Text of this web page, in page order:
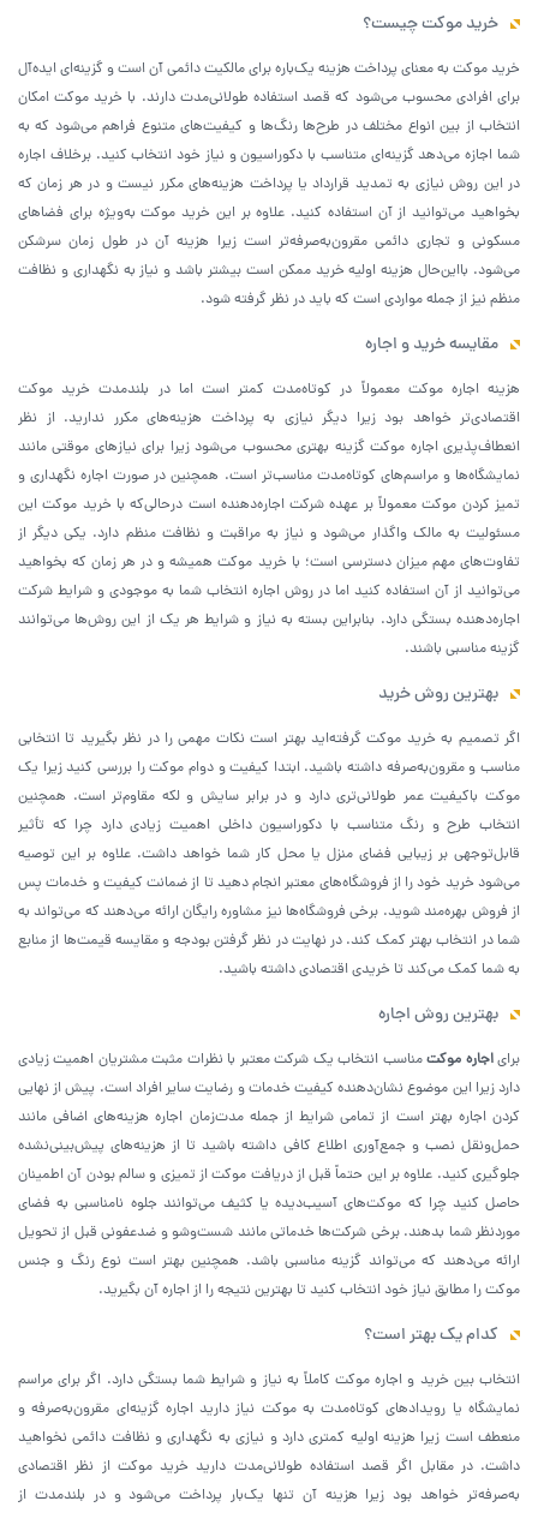
خرید موکت چیست؟
خرید موکت به معنای پرداخت هزینه یک‌باره برای مالکیت دائمی آن است و گزینه‌ای ایده‌آل
برای افرادی محسوب می‌شود که قصد استفاده طولانی‌مدت دارند. با خرید موکت امکان
انتخاب از بین انواع مختلف در طرح‌ها رنگ‌ها و کیفیت‌های متنوع فراهم می‌شود که به
شما اجازه می‌دهد گزینه‌ای متناسب با دکوراسیون و نیاز خود انتخاب کنید. برخلاف اجاره
در این روش نیازی به تمدید قرارداد یا پرداخت هزینه‌های مکرر نیست و در هر زمان که
بخواهید می‌توانید از آن استفاده کنید. علاوه بر این خرید موکت به‌ویژه برای فضاهای
مسکونی و تجاری دائمی مقرون‌به‌صرفه‌تر است زیرا هزینه آن در طول زمان سرشکن
می‌شود. بااین‌حال هزینه اولیه خرید ممکن است بیشتر باشد و نیاز به نگهداری و نظافت
منظم نیز از جمله مواردی است که باید در نظر گرفته شود.
مقایسه خرید و اجاره
هزینه اجاره موکت معمولاً در کوتاه‌مدت کمتر است اما در بلندمدت خرید موکت
اقتصادی‌تر خواهد بود زیرا دیگر نیازی به پرداخت هزینه‌های مکرر ندارید. از نظر
انعطاف‌پذیری اجاره موکت گزینه بهتری محسوب می‌شود زیرا برای نیازهای موقتی مانند
نمایشگاه‌ها و مراسم‌های کوتاه‌مدت مناسب‌تر است. همچنین در صورت اجاره نگهداری و
تمیز کردن موکت معمولاً بر عهده شرکت اجاره‌دهنده است درحالی‌که با خرید موکت این
مسئولیت به مالک واگذار می‌شود و نیاز به مراقبت و نظافت منظم دارد. یکی دیگر از
تفاوت‌های مهم میزان دسترسی است؛ با خرید موکت همیشه و در هر زمان که بخواهید
می‌توانید از آن استفاده کنید اما در روش اجاره انتخاب شما به موجودی و شرایط شرکت
اجاره‌دهنده بستگی دارد. بنابراین بسته به نیاز و شرایط هر یک از این روش‌ها می‌توانند
گزینه مناسبی باشند.
بهترین روش خرید
اگر تصمیم به خرید موکت گرفته‌اید بهتر است نکات مهمی را در نظر بگیرید تا انتخابی
مناسب و مقرون‌به‌صرفه داشته باشید. ابتدا کیفیت و دوام موکت را بررسی کنید زیرا یک
موکت باکیفیت عمر طولانی‌تری دارد و در برابر سایش و لکه مقاوم‌تر است. همچنین
انتخاب طرح و رنگ متناسب با دکوراسیون داخلی اهمیت زیادی دارد چرا که تأثیر
قابل‌توجهی بر زیبایی فضای منزل یا محل کار شما خواهد داشت. علاوه بر این توصیه
می‌شود خرید خود را از فروشگاه‌های معتبر انجام دهید تا از ضمانت کیفیت و خدمات پس
از فروش بهره‌مند شوید. برخی فروشگاه‌ها نیز مشاوره رایگان ارائه می‌دهند که می‌تواند به
شما در انتخاب بهتر کمک کند. در نهایت در نظر گرفتن بودجه و مقایسه قیمت‌ها از منابع
به شما کمک می‌کند تا خریدی اقتصادی داشته باشید.
بهترین روش اجاره
برایاجاره موکتمناسب انتخاب یک شرکت معتبر با نظرات مثبت مشتریان اهمیت زیادی
دارد زیرا این موضوع نشان‌دهنده کیفیت خدمات و رضایت سایر افراد است. پیش از نهایی
کردن اجاره بهتر است از تمامی شرایط از جمله مدت‌زمان اجاره هزینه‌های اضافی مانند
حمل‌ونقل نصب و جمع‌آوری اطلاع کافی داشته باشید تا از هزینه‌های پیش‌بینی‌نشده
جلوگیری کنید. علاوه بر این حتماً قبل از دریافت موکت از تمیزی و سالم بودن آن اطمینان
حاصل کنید چرا که موکت‌های آسیب‌دیده یا کثیف می‌توانند جلوه نامناسبی به فضای
موردنظر شما بدهند. برخی شرکت‌ها خدماتی مانند شست‌وشو و ضدعفونی قبل از تحویل
ارائه می‌دهند که می‌تواند گزینه مناسبی باشد. همچنین بهتر است نوع رنگ و جنس
موکت را مطابق نیاز خود انتخاب کنید تا بهترین نتیجه را از اجاره آن بگیرید.
کدام یک بهتر است؟
انتخاب بین خرید و اجاره موکت کاملاً به نیاز و شرایط شما بستگی دارد. اگر برای مراسم
نمایشگاه یا رویدادهای کوتاه‌مدت به موکت نیاز دارید اجاره گزینه‌ای مقرون‌به‌صرفه و
منعطف است زیرا هزینه اولیه کمتری دارد و نیازی به نگهداری و نظافت دائمی نخواهید
داشت. در مقابل اگر قصد استفاده طولانی‌مدت دارید خرید موکت از نظر اقتصادی
به‌صرفه‌تر خواهد بود زیرا هزینه آن تنها یک‌بار پرداخت می‌شود و در بلندمدت از